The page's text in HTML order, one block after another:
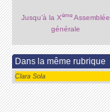
Jusqu’à la XèmeAssemblée
générale
Dans la même rubrique
Clara Sola